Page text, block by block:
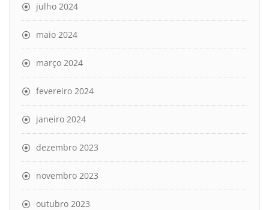
julho 2024
maio 2024
março 2024
fevereiro 2024
janeiro 2024
dezembro 2023
novembro 2023
outubro 2023